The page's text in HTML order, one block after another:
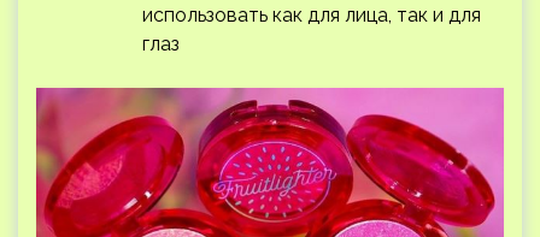
использовать как для лица, так и для
глаз